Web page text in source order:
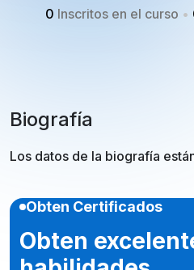
0 Inscritos en el curso •
Biografía
Los datos de la biografía
Obten Certificados
Obten